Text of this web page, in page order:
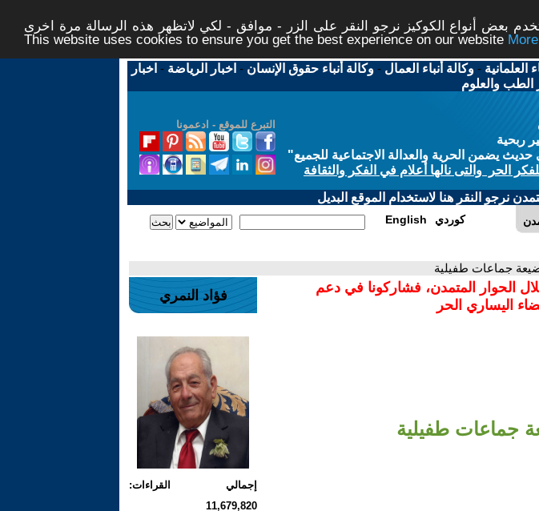
بعض أنواع الكوكيز نرجو النقر على الزر - موافق - لكي لاتظهر هذه الرسالة مرة اخرى -
This website uses cookies to ensure you get the best experience on our website
العلمانية -وكالة أنباء العمال -وكالة أنباء حقوق الإنسان - اخبار الرياضة - اخبار
الطب والعلوم
التبرع للموقع - ادعمونا
ربحية
يضمن الحرية والعدالة الاجتماعية للجميع"
الحر والتى نالها أعلام في الفكر والثقافة
نرجو النقر هنا لاستخدام الموقع البديل
English كوردي
جماعات طفيلية
الحوار المتمدن، فشاركونا في دعم
اليساري الحر
جماعات طفيلية
فؤاد النمري
إجمالي القراءات:
11,679,820